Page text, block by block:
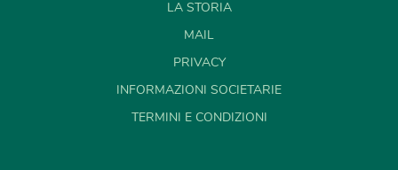
LA STORIA
MAIL
PRIVACY
INFORMAZIONI SOCIETARIE
TERMINI E CONDIZIONI